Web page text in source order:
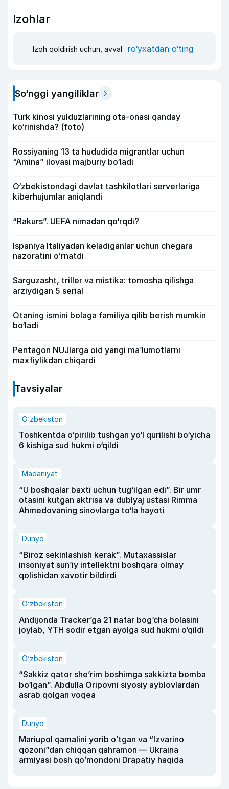
Izohlar
Izoh qoldirish uchun, avval ro‘yxatdan o‘ting
So‘nggi yangiliklar
Turk kinosi yulduzlarining ota-onasi qanday
ko‘rinishda? (foto)
Rossiyaning 13 ta hududida migrantlar uchun
“Amina” ilovasi majburiy bo‘ladi
O‘zbekistondagi davlat tashkilotlari serverlariga
kiberhujumlar aniqlandi
“Rakurs”. UEFA nimadan qo‘rqdi?
Ispaniya Italiyadan keladiganlar uchun chegara
nazoratini oʻrnatdi
Sarguzasht, triller va mistika: tomosha qilishga
arziydigan 5 serial
Otaning ismini bolaga familiya qilib berish mumkin
bo‘ladi
Pentagon NUJlarga oid yangi maʼlumotlarni
maxfiylikdan chiqardi
Tavsiyalar
O‘zbekiston
Toshkentda o‘pirilib tushgan yo‘l qurilishi bo‘yicha
6 kishiga sud hukmi o‘qildi
Madaniyat
“U boshqalar baxti uchun tug‘ilgan edi”. Bir umr
otasini kutgan aktrisa va dublyaj ustasi Rimma
Ahmedovaning sinovlarga to‘la hayoti
Dunyo
“Biroz sekinlashish kerak”. Mutaxassislar
insoniyat sun’iy intellektni boshqara olmay
qolishidan xavotir bildirdi
O‘zbekiston
Andijonda Tracker’ga 21 nafar bog‘cha bolasini
joylab, YTH sodir etgan ayolga sud hukmi o‘qildi
O‘zbekiston
“Sakkiz qator she’rim boshimga sakkizta bomba
bo‘lgan”. Abdulla Oripovni siyosiy ayblovlardan
asrab qolgan voqea
Dunyo
Mariupol qamalini yorib oʻtgan va “Izvarino
qozoni”dan chiqqan qahramon — Ukraina
armiyasi bosh qoʻmondoni Drapatiy haqida